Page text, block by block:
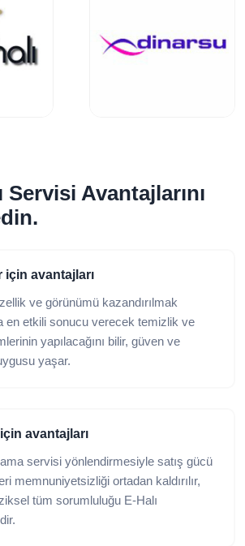
Servisi Avantajlarını
için avantajları
ve görünümü kazandırılmak
en etkili sonucu verecek temizlik ve
yapılacağını bilir, güven ve
yaşar.
avantajları
servisi yönlendirmesiyle satış gücü
memnuniyetsizliği ortadan kaldırılır,
tüm sorumluluğu E-Halı